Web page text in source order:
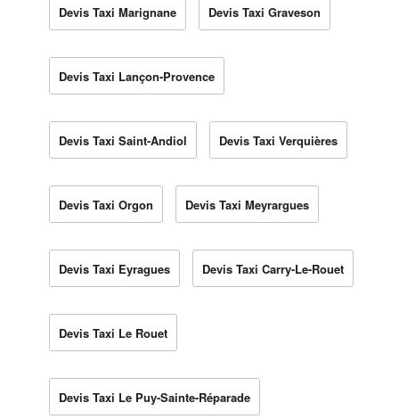
Devis Taxi Marignane Devis Taxi Graveson
Devis Taxi Lançon-Provence
Devis Taxi Saint-Andiol Devis Taxi Verquières
Devis Taxi Orgon Devis Taxi Meyrargues
Devis Taxi Eyragues Devis Taxi Carry-Le-Rouet
Devis Taxi Le Rouet
Devis Taxi Le Puy-Sainte-Réparade